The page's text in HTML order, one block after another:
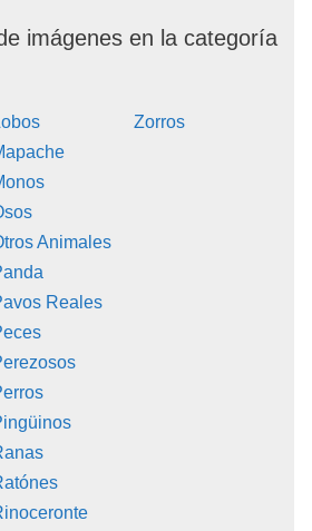
imágenes en la categoría
Animales
Reales
Zorros